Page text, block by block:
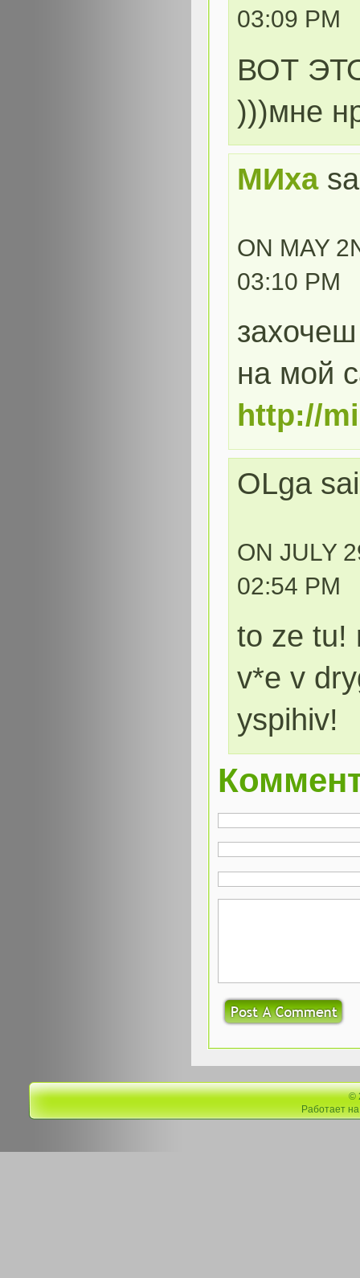
03:09 PM
ВОТ
)))мне
МИха
ON MAY
03:10 PM
на мой
http://
OLga
ON JULY
02:54 PM
to ze tu!
v*e v
yspihiv!
©
Работает